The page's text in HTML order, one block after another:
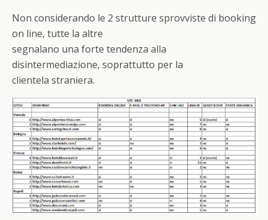
Non considerando le 2 strutture sprovviste di booking
on line, tutte la altre
segnalano una forte tendenza alla
disintermediazione, soprattutto per la
clientela straniera.